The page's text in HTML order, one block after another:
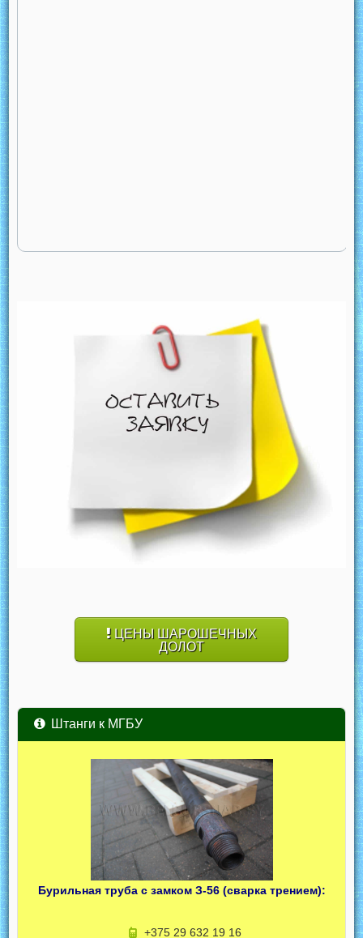
ЦЕНЫ ШАРОШЕЧНЫХ
ДОЛОТ
Штанги к МГБУ
Бурильная труба с замком З-56 (сварка трением):
+375 29 632 19 16